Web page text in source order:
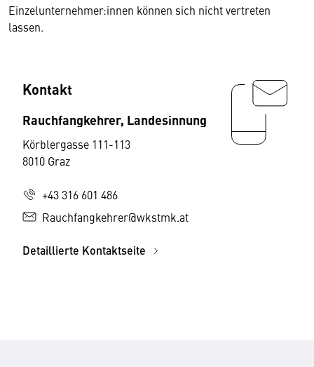
Einzelunternehmer:innen können sich nicht vertreten
lassen.
Kontakt
Rauchfangkehrer, Landesinnung
Körblergasse 111-113
8010 Graz
+43 316 601 486
Rauchfangkehrer@wkstmk.at
Detaillierte Kontaktseite